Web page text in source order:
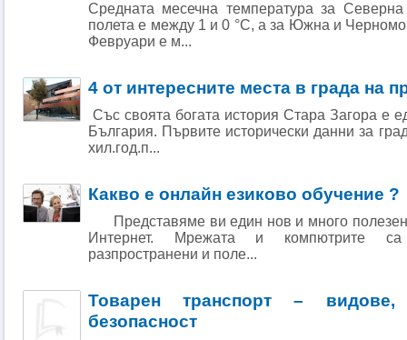
Средната месечна температура за
полета е между 1 и 0 °С, а за Южна и
Февруари е м...
4 от интересните места в града на
Със своята богата история Стара Загора е
България. Първите исторически данни за
хил.год.п...
Какво е онлайн езиково обучение ?
Представяме ви един нов и много полезен
Интернет. Мрежата и компютрите
разпространени и поле...
Товарен транспорт – видове,
безопасност